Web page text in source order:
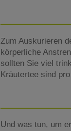
Zum Auskurieren
körperliche
sollten Sie viel
Kräutertee sind
Und was tun, um